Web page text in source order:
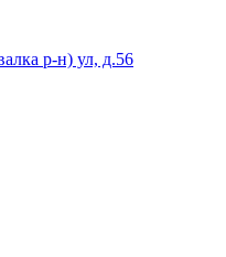
р-н) ул, д.56